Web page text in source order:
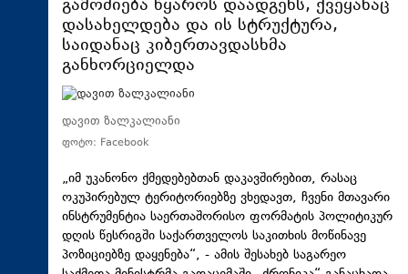
ჯანდაცვა
საზოგადოება
რეგიონი
კულტურა
სპორტი
ტექნოლოგიები
ტაბლოიდი
გამოძიება წყაროს დაადგენს, ქვეყანაც
დასახელდება და ის სტრუქტურა,
საიდანაც კიბერთავდასხმა
განხორციელდა
დავით ზალკალიანი
ფოტო: Facebook
„იმ უკანონო ქმედებებთან დაკავშირებით, რასაც
ოკუპირებულ ტერიტორიებზე ვხედავთ, ჩვენი მთავარი
ინსტრუმენტია საერთაშორისო ფორმატის პოლიტიკურ
დღის წესრიგში საქართველოს საკითხის მოწინავე
პოზიციებზე დაყენება“, - ამის შესახებ საგარეო